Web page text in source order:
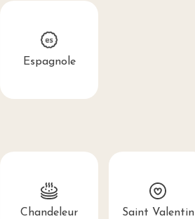
Espagnole
Chandeleur Saint Valentin